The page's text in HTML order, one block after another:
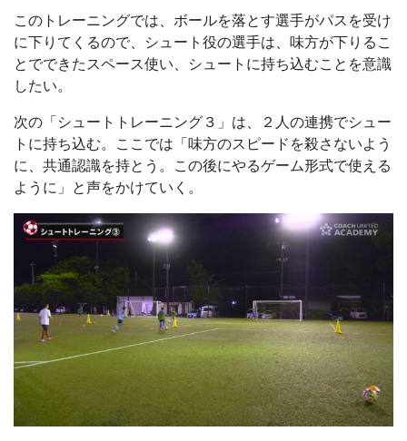
このトレーニングでは、ボールを落とす選手がパスを受け
に下りてくるので、シュート役の選手は、味方が下りるこ
とでできたスペース使い、シュートに持ち込むことを意識
したい。
次の「シュートトレーニング３」は、２人の連携でシュー
トに持ち込む。ここでは「味方のスピードを殺さないよう
に、共通認識を持とう。この後にやるゲーム形式で使える
ように」と声をかけていく。